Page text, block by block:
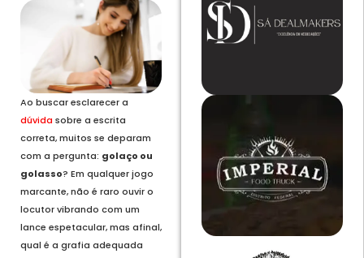
Ao buscar esclarecer a
dúvida sobre a escrita
correta, muitos se deparam
com a pergunta: golaço ou
golasso? Em qualquer jogo
marcante, não é raro ouvir o
locutor vibrando com um
lance espetacular, mas afinal,
qual é a grafia adequada